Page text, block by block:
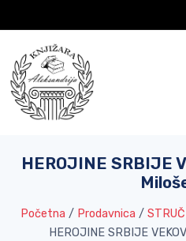
HEROJINE SRBIJE
Početna / Prodavnica /
HEROJINE SRBIJE